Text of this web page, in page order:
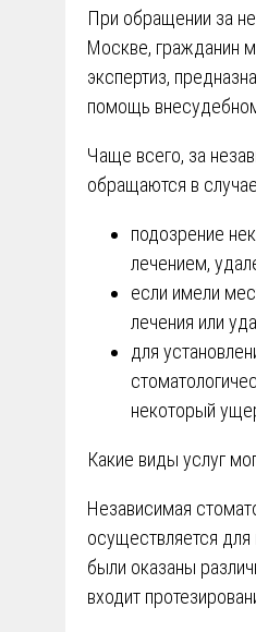
При обращении за
Москве, гражданин
экспертиз,
помощь
Чаще всего, за
обращаются в
подозрение
лечением,
если имели
лечения или
для
некоторый
Какие виды услуг
Независимая
осуществляется
были оказаны
входит